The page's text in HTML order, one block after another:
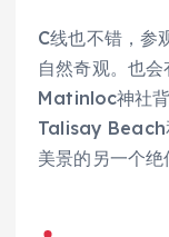
C线也不错，参
自然奇观。也
Matinloc神社
Talisay Beach
美景的另一个绝